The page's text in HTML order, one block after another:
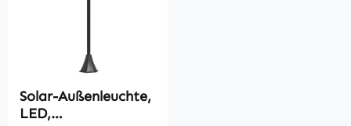
Solar-Außenleuchte,
LED,